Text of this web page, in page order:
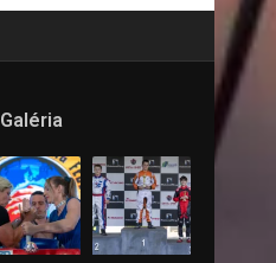
Galéria